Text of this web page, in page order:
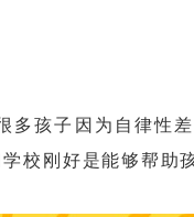
孩子因为自律性差
校刚好是能够帮助